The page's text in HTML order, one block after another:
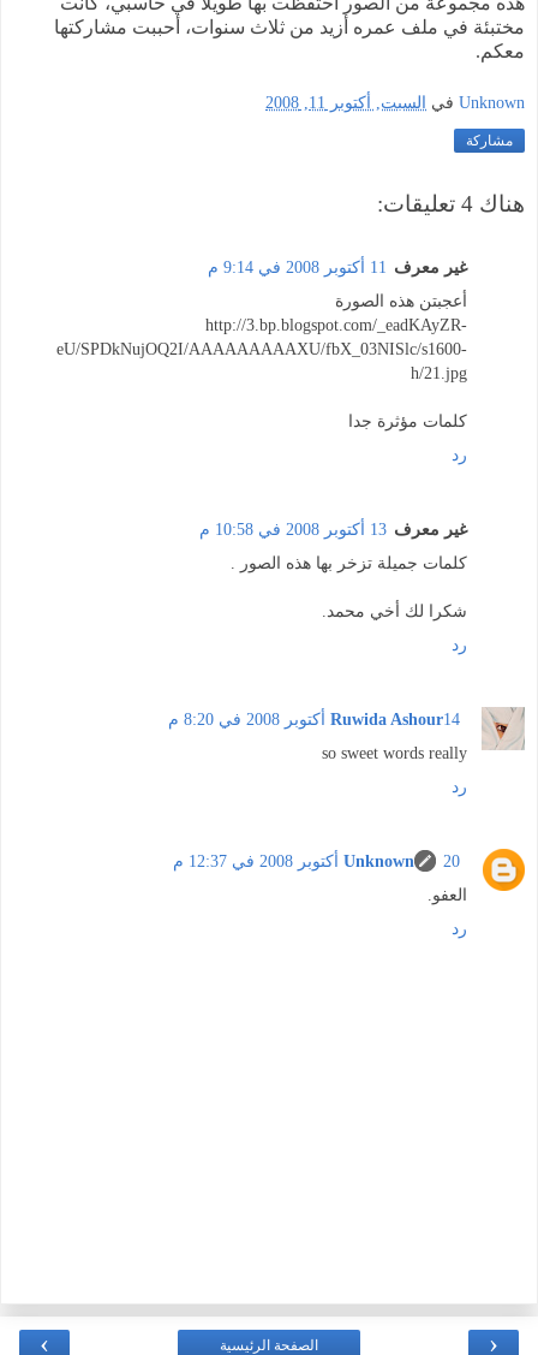
مختبئة في ملف عمره أزيد من ثلاث سنوات، أحببت مشاركتها
معكم.
Unknown في السبت, أكتوبر 11, 2008
مشاركة
هناك 4 تعليقات:
غير معرف 11 أكتوبر 2008 في 9:14 م
أعجبتن هذه الصورة
http://3.bp.blogspot.com/_eadKAyZR-
eU/SPDkNujOQ2I/AAAAAAAAAXU/fbX_03NISlc/s1600-
h/21.jpg
كلمات مؤثرة جدا
رد
غير معرف 13 أكتوبر 2008 في 10:58 م
كلمات جميلة تزخر بها هذه الصور .
شكرا لك أخي محمد.
رد
Ruwida Ashour14 أكتوبر 2008 في 8:20 م
so sweet words really
رد
Unknown
20 أكتوبر 2008 في 12:37 م
العفو.
رد
‹
› الصفحة الرئيسية